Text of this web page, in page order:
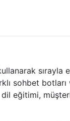
sırayla
sohbet
eğitimi,